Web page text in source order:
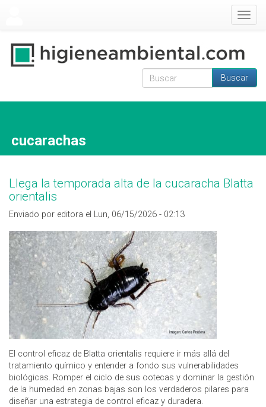
Formulario de
Buscar
cucarachas
Llega la temporada alta de la cucaracha Blatta
orientalis
Enviado por editora el Lun, 06/15/2026 - 02:13
El control eficaz de Blatta orientalis requiere ir más allá del
tratamiento químico y entender a fondo sus vulnerabilidades
biológicas. Romper el ciclo de sus ootecas y dominar la gestión
de la humedad en zonas bajas son los verdaderos pilares para
diseñar una estrategia de control eficaz y duradera.